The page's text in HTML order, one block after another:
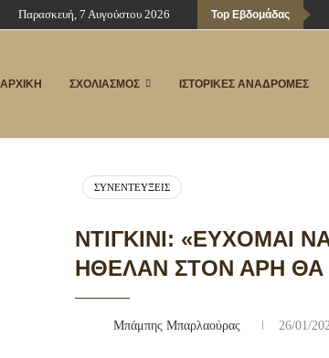
Παρασκευή, 7 Αυγούστου 2026 Top Εβδομάδας
ΑΡΧΙΚΗ ΣΧΟΛΙΑΣΜΟΣ ΙΣΤΟΡΙΚΕΣ ΑΝΑΔΡΟΜΕΣ
ΣΥΝΕΝΤΕΎΞΕΙΣ
ΝΤΙΓΚΙΝΊ: «ΕΎΧΟΜΑΙ
ΉΘΕΛΑΝ ΣΤΟΝ ΆΡΗ
Μπάμπης Μπαρλαούρας 26/01/